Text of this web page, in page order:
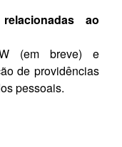
ao
(em breve) e
de providências
pessoais.